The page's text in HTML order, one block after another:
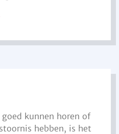
kunnen horen of
hebben, is het